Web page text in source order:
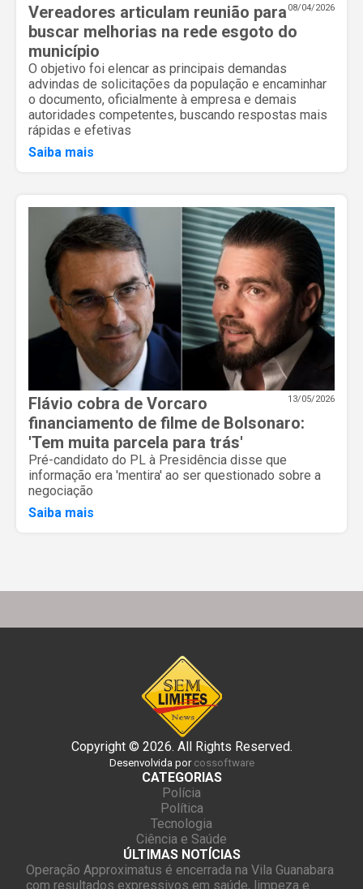
08/04/2026
Vereadores articulam reunião para
buscar melhorias na rede esgoto do
município
O objetivo foi elencar as principais demandas
advindas de solicitações da população e encaminhar
o documento, oficialmente à empresa e demais
autoridades competentes, buscando respostas mais
rápidas e efetivas
Saiba mais
13/05/2026
Flávio cobra de Vorcaro
financiamento de filme de Bolsonaro:
'Tem muita parcela para trás'
Pré-candidato do PL à Presidência disse que
informação era 'mentira' ao ser questionado sobre a
negociação
Saiba mais
Copyright © 2026. All Rights Reserved.
Desenvolvida por cossoftware
CATEGORIAS
Polícia
Política
Tecnologia
Ciência e Saúde
ÚLTIMAS NOTÍCIAS
Operação Approximatus é encerrada na Vila Guanabara
com resultados expressivos em saúde, limpeza e